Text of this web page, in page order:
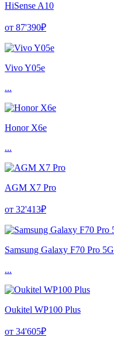
HiSense A10
от 87'390₽
Vivo Y05e
...
Honor X6e
...
AGM X7 Pro
от 32'413₽
Samsung Galaxy F70 Pro 5G
...
Oukitel WP100 Plus
от 34'605₽